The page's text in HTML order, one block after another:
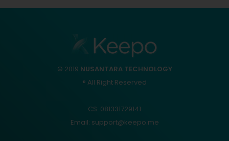
© 2019 NUSANTARA TECHNOLOGY
® All Right Reserved
CS: 081331729141
Email: support@keepo.me